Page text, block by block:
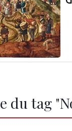
du tag